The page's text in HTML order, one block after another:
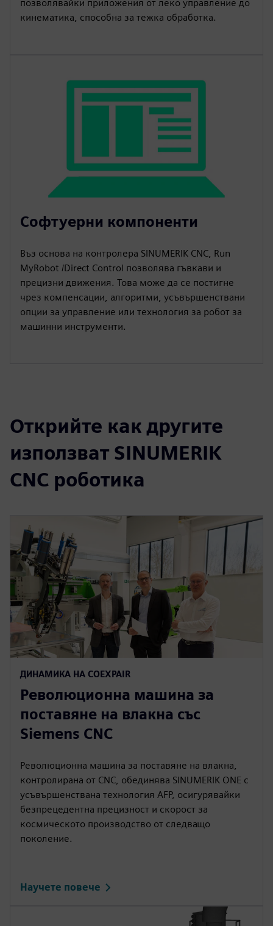
позволявайки приложения от леко управление до
кинематика, способна за тежка обработка.
Софтуерни компоненти
Въз основа на контролера SINUMERIK CNC, Run
MyRobot /Direct Control позволява гъвкави и
прецизни движения. Това може да се постигне
чрез компенсации, алгоритми, усъвършенствани
опции за управление или технология за робот за
машинни инструменти.
Открийте как другите
използват SINUMERIK
CNC роботика
ДИНАМИКА НА COEXPAIR
Революционна машина за
поставяне на влакна със
Siemens CNC
Революционна машина за поставяне на влакна,
контролирана от CNC, обединява SINUMERIK ONE с
усъвършенствана технология AFP, осигурявайки
безпрецедентна прецизност и скорост за
космическото производство от следващо
поколение.
Научете повече